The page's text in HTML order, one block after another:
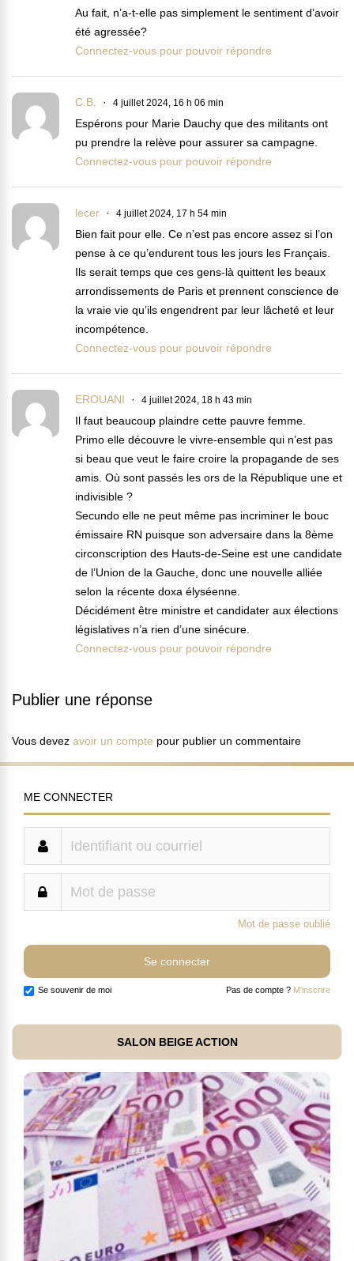
Au fait, n’a-t-elle pas simplement le sentiment d’avoir
été agressée?
Connectez-vous pour pouvoir répondre
C.B. 4 juillet 2024, 16 h 06 min
Espérons pour Marie Dauchy que des militants ont
pu prendre la relève pour assurer sa campagne.
Connectez-vous pour pouvoir répondre
lecer 4 juillet 2024, 17 h 54 min
Bien fait pour elle. Ce n’est pas encore assez si l’on
pense à ce qu’endurent tous les jours les Français.
Ils serait temps que ces gens-là quittent les beaux
arrondissements de Paris et prennent conscience de
la vraie vie qu’ils engendrent par leur lâcheté et leur
incompétence.
Connectez-vous pour pouvoir répondre
EROUANI 4 juillet 2024, 18 h 43 min
Il faut beaucoup plaindre cette pauvre femme.
Primo elle découvre le vivre-ensemble qui n’est pas
si beau que veut le faire croire la propagande de ses
amis. Où sont passés les ors de la République une et
indivisible ?
Secundo elle ne peut même pas incriminer le bouc
émissaire RN puisque son adversaire dans la 8ème
circonscription des Hauts-de-Seine est une candidate
de l’Union de la Gauche, donc une nouvelle alliée
selon la récente doxa élyséenne.
Décidément être ministre et candidater aux élections
législatives n’a rien d’une sinécure.
Connectez-vous pour pouvoir répondre
Publier une réponse
Vous devez avoir un compte pour publier un commentaire
ME CONNECTER
Mot de passe oublié
Se souvenir de moi Pas de compte ? M'inscrire
SALON BEIGE ACTION